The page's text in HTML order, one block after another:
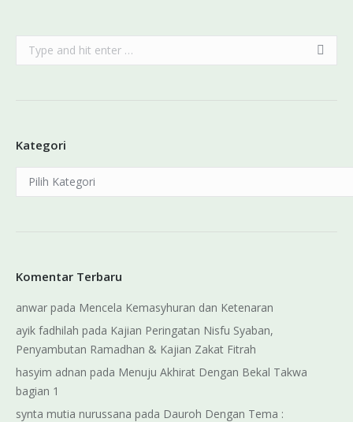
Search:
Kategori
Kategori
Komentar Terbaru
anwar pada Mencela Kemasyhuran dan Ketenaran
ayik fadhilah pada Kajian Peringatan Nisfu Syaban,
Penyambutan Ramadhan & Kajian Zakat Fitrah
hasyim adnan pada Menuju Akhirat Dengan Bekal Takwa
bagian 1
synta mutia nurussana pada Dauroh Dengan Tema :